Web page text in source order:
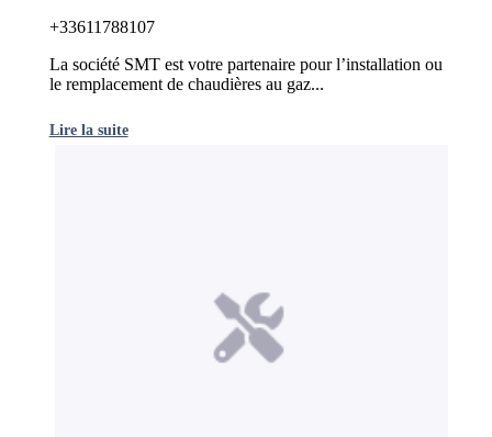
+33611788107
La société SMT est votre partenaire pour l’installation ou
le remplacement de chaudières au gaz...
Lire la suite